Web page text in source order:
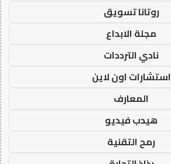
روتانا تسويق
مجلة الابداع
نادي الترددات
استشارات اون لاين
المعارف
هيدب فيديو
رمح التقنية